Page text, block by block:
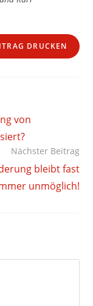
DRUCKEN
von
Nächster Beitrag
bleibt fast
unmöglich!